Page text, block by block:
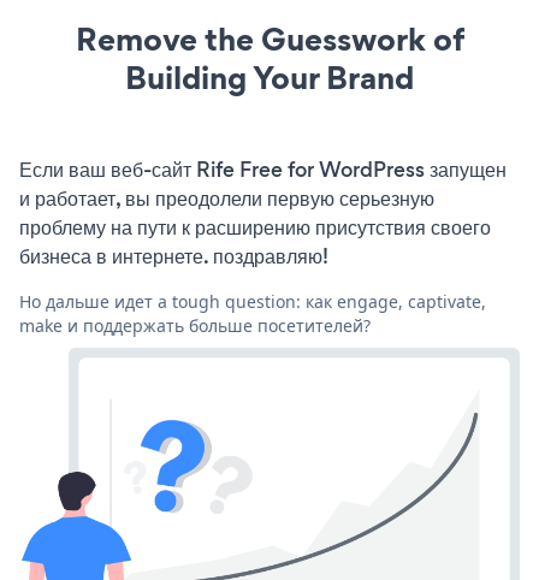
Remove the Guesswork of
Building Your Brand
Если ваш веб-сайт Rife Free for WordPress запущен
и работает, вы преодолели первую серьезную
проблему на пути к расширению присутствия своего
бизнеса в интернете. поздравляю!
Но дальше идет a tough question: как engage, captivate,
make и поддержать больше посетителей?